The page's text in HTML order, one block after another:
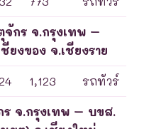
กร จ.กรุงเทพ –
ยงของ จ.เชียงราย
1,123 รถทัวร์
จ.กรุงเทพ – บขส.